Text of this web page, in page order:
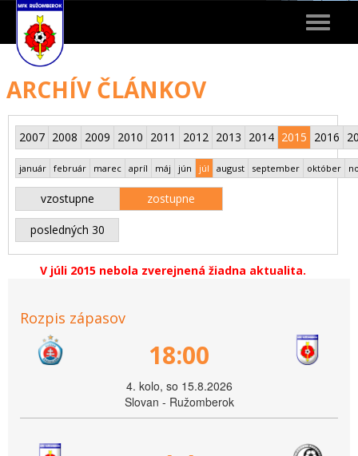
Toggle
ARCHÍV ČLÁNKOV
2007 2008 2009 2010 2011 2012 2013 2014 2015 2016
január február marec apríl máj jún júl august september október
vzostupne zostupne
posledných 30
V júli 2015 nebola zverejnená žiadna aktualita.
Rozpis zápasov
18:00
4. kolo, so 15.8.2026
Slovan - Ružomberok